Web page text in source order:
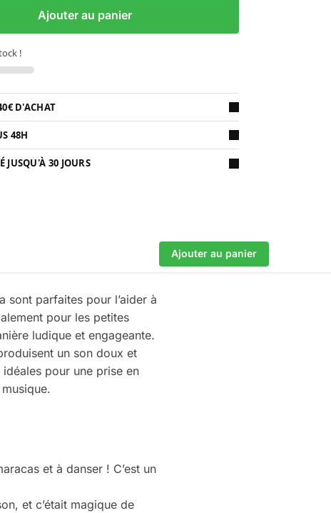
Ajouter au panier
!
D'ACHAT
48H
JUSQU'À 30 JOURS
Ajouter au panier
sont parfaites pour l’aider à
pour les petites
ludique et engageante.
un son doux et
pour une prise en
et à danser ! C’est un
et c’était magique de